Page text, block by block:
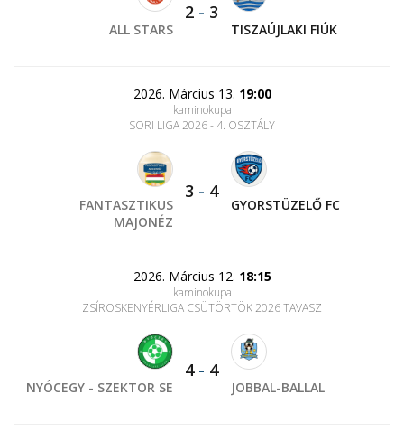
ALL STARS
2 - 3
TISZAÚJLAKI FIÚK
2026. Március 13. 19:00
kaminokupa
SORI LIGA 2026 - 4. OSZTÁLY
FANTASZTIKUS
MAJONÉZ
3 - 4
GYORSTÜZELŐ FC
2026. Március 12. 18:15
kaminokupa
ZSÍROSKENYÉRLIGA CSÜTÖRTÖK 2026 TAVASZ
NYÓCEGY - SZEKTOR SE
4- 4
JOBBAL-BALLAL